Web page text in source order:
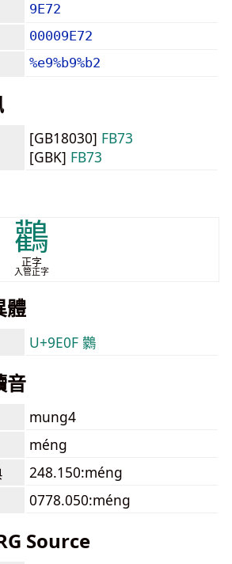
9E72
00009E72
%e9%b9%b2
[GB18030] FB73
[GBK] FB73
鸛
正字
入管正字
U+9E0F 鸏
mung4
méng
248.150:méng
0778.050:méng
Source